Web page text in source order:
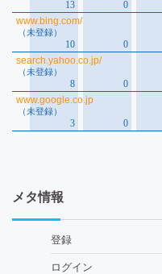
メタ情報
登録
ログイン